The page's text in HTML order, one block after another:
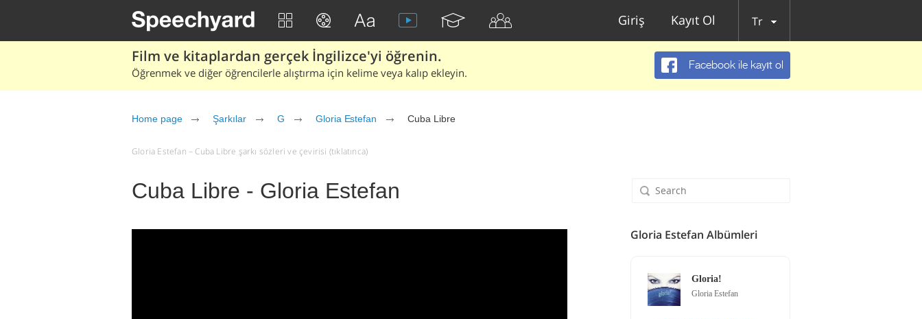
Giriş Kayıt Ol Tr
Film ve kitaplardan gerçek İngilizce'yi öğrenin.
Öğrenmek ve diğer öğrencilerle alıştırma için kelime veya kalıp ekleyin.
Facebook ile kayıt ol
Home page Şarkılar G Gloria Estefan Cuba Libre
Gloria Estefan – Cuba Libre şarkı sözleri ve çevirisi (tıklatınca)
Cuba Libre - Gloria Estefan
Gloria Estefan Albümleri
Gloria!
Gloria Estefan